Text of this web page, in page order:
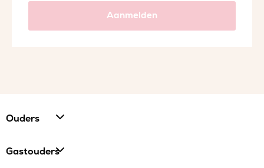
Aanmelden
Ouders
Gastouders